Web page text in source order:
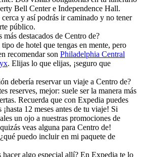
Bell Center e Independence Hall.
y así podrás ir caminado y no tener
público.
más destacados de Centro de?
de hotel que tengas en mente, pero
recomendar son Philadelphia Central
. Elijas lo que elijas, ¡seguro que
debería reservar un viaje a Centro de?
reserves, mejor: suele ser la manera más
Recuerda que con Expedia puedes
12 meses antes de tu viaje! Si
un ojo a nuestras promociones de
veas alguna para Centro de!
puedo incluir en mi paquete de
hacer algo especial allí? En Expedia te lo